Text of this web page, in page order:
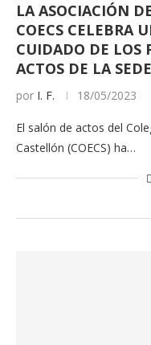
LA ASOCIACIÓN
COECS CELEBRA
CUIDADO DE LOS
ACTOS DE LA
por I. F. 18/05/2023
El salón de actos del
Castellón (COECS) ha…